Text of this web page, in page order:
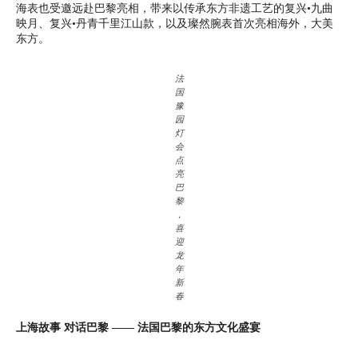
海表也受邀远赴巴黎亮相，带来以传承东方非遗工艺的复兴•九曲
映月、复兴•丹青千里江山款，以及璨然腕表首次亮相海外，大美
东方。
法
国
豫
园
灯
会
点
亮
巴
黎
，
喜
迎
龙
年
新
春
上海故事 对话巴黎 —— 法国巴黎的东方文化盛宴